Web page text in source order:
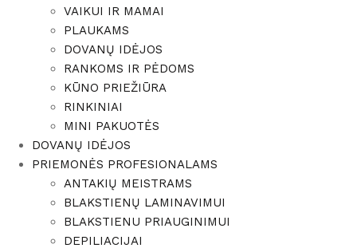
VAIKUI IR MAMAI
PLAUKAMS
DOVANŲ IDĖJOS
RANKOMS IR PĖDOMS
KŪNO PRIEŽIŪRA
RINKINIAI
MINI PAKUOTĖS
DOVANŲ IDĖJOS
PRIEMONĖS PROFESIONALAMS
ANTAKIŲ MEISTRAMS
BLAKSTIENŲ LAMINAVIMUI
BLAKSTIENU PRIAUGINIMUI
DEPILIACIJAI